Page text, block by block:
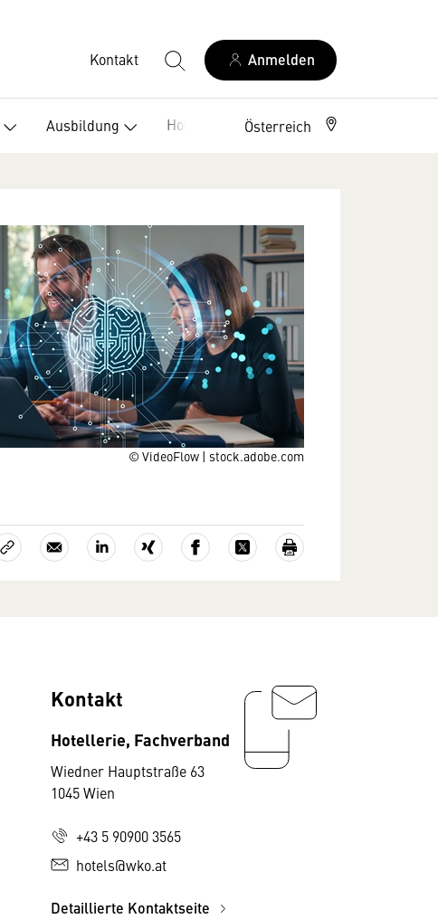
Kontakt Anmelden
Ausbildung Hotelklassifizierung
Österreich
© VideoFlow | stock.adobe.com
Kontakt
Hotellerie, Fachverband
Wiedner Hauptstraße 63
1045 Wien
+43 5 90900 3565
hotels@wko.at
Detaillierte Kontaktseite